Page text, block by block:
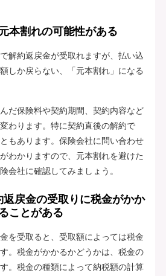
本割れの可能性がある
解約返戻金が受取れますが、払い込
しか戻らない、「元本割れ」になる
だ保険料や契約期間、契約内容など
わります。特に契約直後の解約で
もあります。保険会社に問い合わせ
わかりますので、元本割れを避けた
会社に確認してみましょう。
戻金の受取りに税金がかか
ることがある
を受取ると、受取額によっては税金
。税金がかかるかどうかは、税金の
。税金の種類によって納税額の計算